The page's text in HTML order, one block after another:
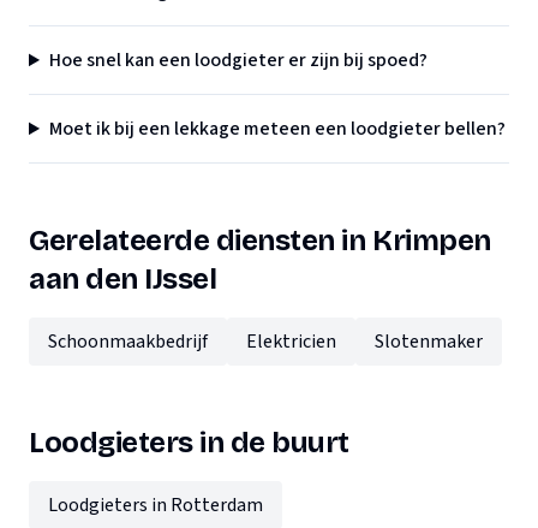
Hoe snel kan een loodgieter er zijn bij spoed?
Moet ik bij een lekkage meteen een loodgieter bellen?
Gerelateerde diensten in Krimpen
aan den IJssel
Schoonmaakbedrijf Elektricien Slotenmaker
Loodgieters in de buurt
Loodgieters in Rotterdam